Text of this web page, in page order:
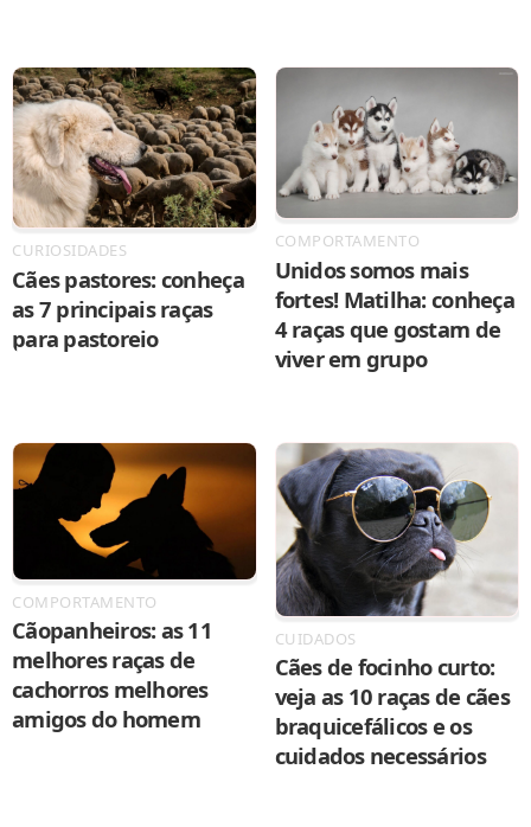
CURIOSIDADES
Cães pastores: conheça
as 7 principais raças
para pastoreio
COMPORTAMENTO
Unidos somos mais
fortes! Matilha: conheça
4 raças que gostam de
viver em grupo
COMPORTAMENTO
Cãopanheiros: as 11
melhores raças de
cachorros melhores
amigos do homem
CUIDADOS
Cães de focinho curto:
veja as 10 raças de cães
braquicefálicos e os
cuidados necessários